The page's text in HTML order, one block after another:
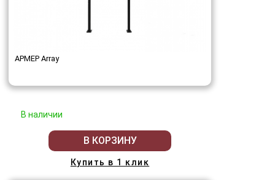
АРМЕР Array
В наличии
В КОРЗИНУ
Купить в 1 клик